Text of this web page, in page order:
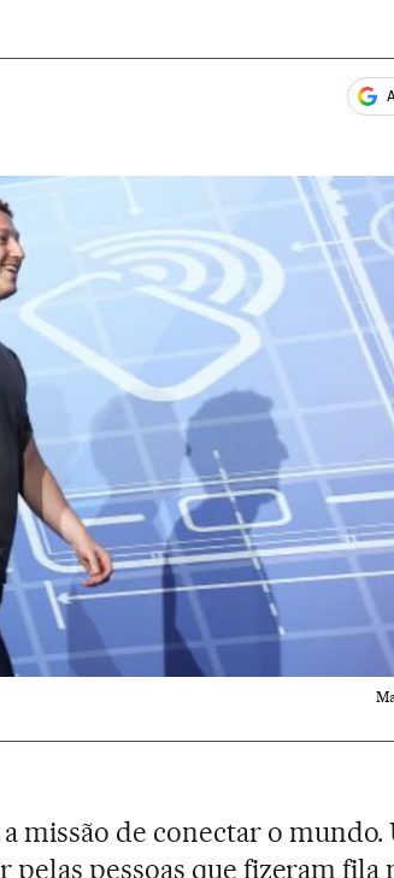
Sociales
missão de conectar o mundo.
pelas pessoas que fizeram fila